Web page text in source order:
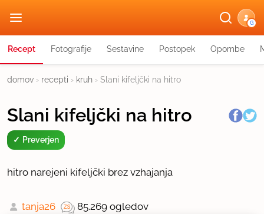
G
Recept Fotografije Sestavine Postopek Opombe
domov › recepti › kruh › Slani kifeljčki na hitro
Slani kifeljčki na hitro
Preverjen
hitro narejeni kifeljčki brez vzhajanja
tanja26 85.269 ogledov